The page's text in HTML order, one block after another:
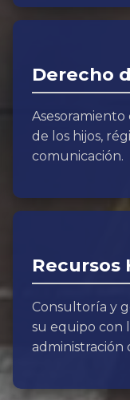
Derecho
de los hijos,
comunicación.
Recursos
Consultoría y
su equipo con
administración